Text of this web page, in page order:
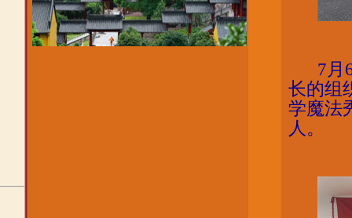
7月
长的组
学魔法
人。